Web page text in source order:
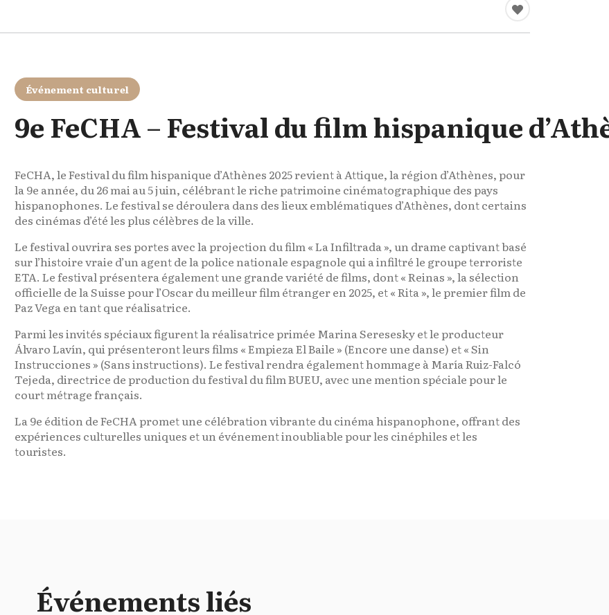
Événement culturel
9e FeCHA – Festival du film hispanique
FeCHA, le Festival du film hispanique d’Athènes 2025 revient à Attique, la région d’Athènes, pour
la 9e année, du 26 mai au 5 juin, célébrant le riche patrimoine cinématographique des pays
hispanophones. Le festival se déroulera dans des lieux emblématiques d’Athènes, dont certains
des cinémas d’été les plus célèbres de la ville.
Le festival ouvrira ses portes avec la projection du film « La Infiltrada », un drame captivant basé
sur l’histoire vraie d’un agent de la police nationale espagnole qui a infiltré le groupe terroriste
ETA. Le festival présentera également une grande variété de films, dont « Reinas », la sélection
officielle de la Suisse pour l’Oscar du meilleur film étranger en 2025, et « Rita », le premier film de
Paz Vega en tant que réalisatrice.
Parmi les invités spéciaux figurent la réalisatrice primée Marina Seresesky et le producteur
Álvaro Lavín, qui présenteront leurs films « Empieza El Baile » (Encore une danse) et « Sin
Instrucciones » (Sans instructions). Le festival rendra également hommage à María Ruiz-Falcó
Tejeda, directrice de production du festival du film BUEU, avec une mention spéciale pour le
court métrage français.
La 9e édition de FeCHA promet une célébration vibrante du cinéma hispanophone, offrant des
expériences culturelles uniques et un événement inoubliable pour les cinéphiles et les
touristes.
Événements liés